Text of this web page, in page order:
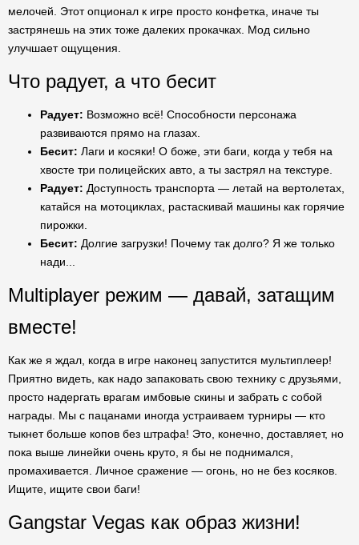
мелочей. Этот опционал к игре просто конфетка, иначе ты
застрянешь на этих тоже далеких прокачках. Мод сильно
улучшает ощущения.
Что радует, а что бесит
Радует: Возможно всё! Способности персонажа
развиваются прямо на глазах.
Бесит: Лаги и косяки! О боже, эти баги, когда у тебя на
хвосте три полицейских авто, а ты застрял на текстуре.
Радует: Доступность транспорта — летай на вертолетах,
катайся на мотоциклах, растаскивай машины как горячие
пирожки.
Бесит: Долгие загрузки! Почему так долго? Я же только
нади...
Multiplayer режим — давай, затащим
вместе!
Как же я ждал, когда в игре наконец запустится мультиплеер!
Приятно видеть, как надо запаковать свою технику с друзьями,
просто надергать врагам имбовые скины и забрать с собой
награды. Мы с пацанами иногда устраиваем турниры — кто
тыкнет больше копов без штрафа! Это, конечно, доставляет, но
пока выше линейки очень круто, я бы не поднимался,
промахивается. Личное сражение — огонь, но не без косяков.
Ищите, ищите свои баги!
Gangstar Vegas как образ жизни!